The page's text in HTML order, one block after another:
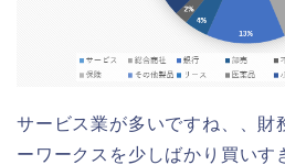
サービス業が多いですね、、財
ーワークスを少しばかり買いす